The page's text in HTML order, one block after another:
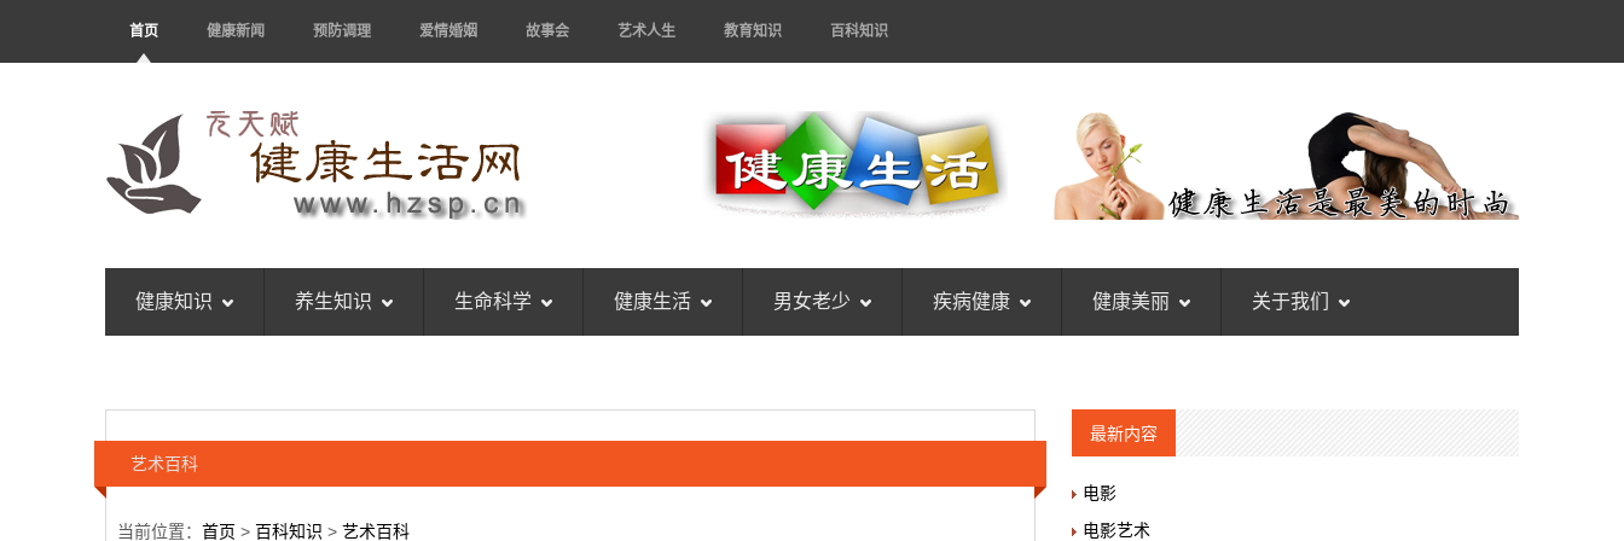
首页 健康新闻 预防调理 爱情婚姻 故事会 艺术人生 教育知识 百科知识
健康知识 养生知识 生命科学 健康生活 男女老少 疾病健康 健康美丽 关于我们
艺术百科
当前位置： 首页 > 百科知识 > 艺术百科
最新内容
电影
电影艺术